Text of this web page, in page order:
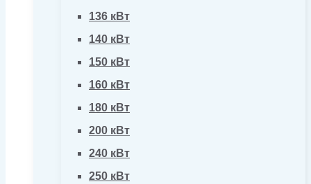
136 кВт
140 кВт
150 кВт
160 кВт
180 кВт
200 кВт
240 кВт
250 кВт